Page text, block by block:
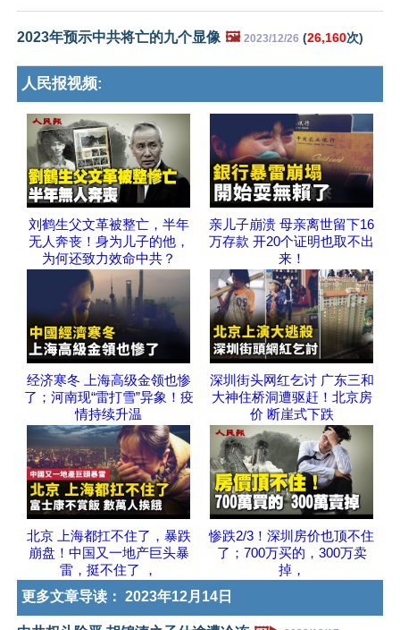
2023年预示中共将亡的九个显像 🖼️ 2023/12/26 (26,160次)
人民报视频:
刘鹤生父文革被整亡，半年
无人奔丧！身为儿子的他，
为何还致力效命中共？
亲儿子崩溃 母亲离世留下16
万存款 开20个证明也取不出
来！
经济寒冬 上海高级金领也惨
了；河南现“雷打雪”异象！疫
情持续升温
深圳街头网红乞讨 广东三和
大神住桥洞遭驱赶！北京房
价 断崖式下跌
北京 上海都扛不住了，暴跌
崩盘！中国又一地产巨头暴
雷，挺不住了 ，
惨跌2/3！深圳房价也顶不住
了；700万买的，300万卖
掉，
更多文章导读： 2023年12月14日